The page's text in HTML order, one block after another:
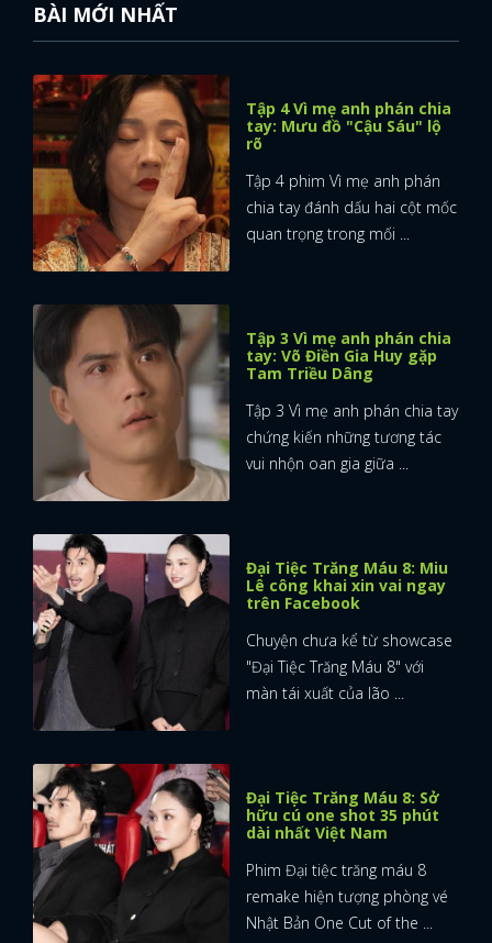
BÀI MỚI NHẤT
Tập 4 Vì mẹ anh phán chia
tay: Mưu đồ "Cậu Sáu" lộ
rõ
Tập 4 phim Vì mẹ anh phán
chia tay đánh dấu hai cột mốc
quan trọng trong mối ...
Tập 3 Vì mẹ anh phán chia
tay: Võ Điền Gia Huy gặp
Tam Triều Dâng
Tập 3 Vì mẹ anh phán chia tay
chứng kiến những tương tác
vui nhộn oan gia giữa ...
Đại Tiệc Trăng Máu 8: Miu
Lê công khai xin vai ngay
trên Facebook
Chuyện chưa kể từ showcase
"Đại Tiệc Trăng Máu 8" với
màn tái xuất của lão ...
Đại Tiệc Trăng Máu 8: Sở
hữu cú one shot 35 phút
dài nhất Việt Nam
Phim Đại tiệc trăng máu 8
remake hiện tượng phòng vé
Nhật Bản One Cut of the ...